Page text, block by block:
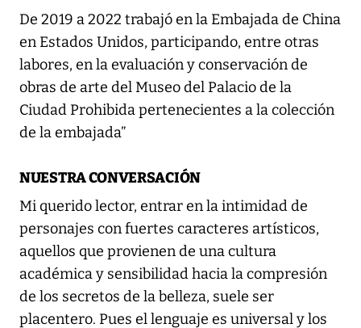
De 2019 a 2022 trabajó en la Embajada de China
en Estados Unidos, participando, entre otras
labores, en la evaluación y conservación de
obras de arte del Museo del Palacio de la
Ciudad Prohibida pertenecientes a la colección
de la embajada”
NUESTRA CONVERSACIÓN
Mi querido lector, entrar en la intimidad de
personajes con fuertes caracteres artísticos,
aquellos que provienen de una cultura
académica y sensibilidad hacia la compresión
de los secretos de la belleza, suele ser
placentero. Pues el lenguaje es universal y los